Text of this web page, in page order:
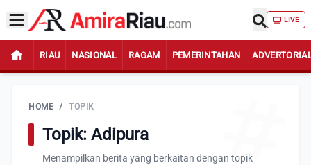
LIVE
RIAU NASIONAL RAGAM PEMERINTAHAN
HOME / TOPIK
Topik: Adipura
Menampilkan berita yang berkaitan dengan topik